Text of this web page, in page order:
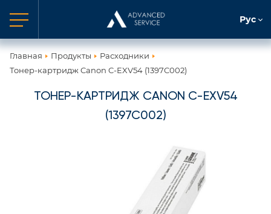
Рус
Главная Продукты
Расходники
Тонер-картридж Canon C-EXV54 (1397C002)
ТОНЕР-КАРТРИДЖ CANON C-EXV54
(1397C002)